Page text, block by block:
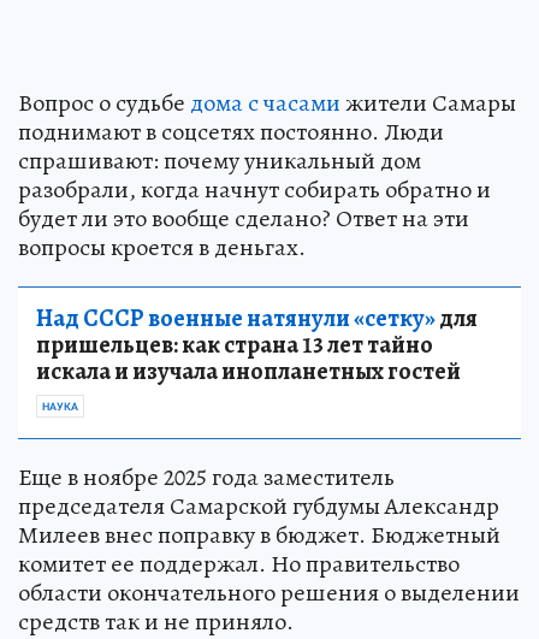
Вопрос о судьбе дома с часамижители Самары
поднимают в соцсетях постоянно. Люди
спрашивают: почему уникальный дом
разобрали, когда начнут собирать обратно и
будет ли это вообще сделано? Ответ на эти
вопросы кроется в деньгах.
Над СССР военные натянули «сетку»для
пришельцев: как страна 13 лет тайно
искала и изучала инопланетных гостей
НАУКА
Еще в ноябре 2025 года заместитель
председателя Самарской губдумы Александр
Милеев внес поправку в бюджет. Бюджетный
комитет ее поддержал. Но правительство
области окончательного решения о выделении
средств так и не приняло.